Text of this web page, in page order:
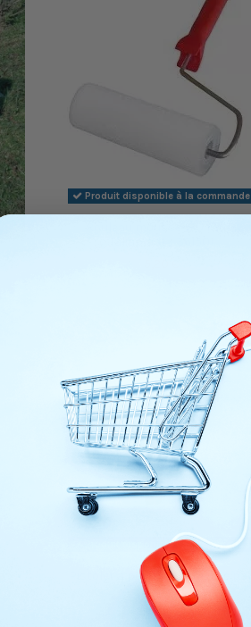
Produit disponible à la commande
Produit disponible à la commande
Pistolet à peinture alimenté par
gravité
17,24 €